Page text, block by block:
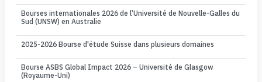
Bourses internationales 2026 de l’Université de Nouvelle-Galles du
Sud (UNSW) en Australie
2025-2026 Bourse d'étude Suisse dans plusieurs domaines
Bourse ASBS Global Impact 2026 – Université de Glasgow
(Royaume-Uni)